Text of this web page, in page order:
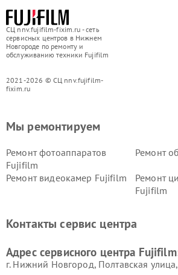
СЦ nnv.fujifilm-fixim.ru - сеть
сервисных центров в Нижнем
Новгороде по ремонту и
обслуживанию техники Fujifilm
2021-2026 © СЦ nnv.fujifilm-
fixim.ru
Мы ремонтируем
Ремонт фотоаппаратов
Fujifilm
Ремонт
Ремонт видеокамер Fujifilm
Ремонт
Fujifilm
Контакты сервис центра
Адрес сервисного центра
г. Нижний Новгород, Полтавская